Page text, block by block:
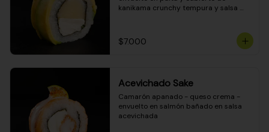
kanikama crunchy tempura y salsa
$7.000
Acevichado Sake
Camarón apanado - queso crema -
envuelto en salmón bañado en salsa
acevichada